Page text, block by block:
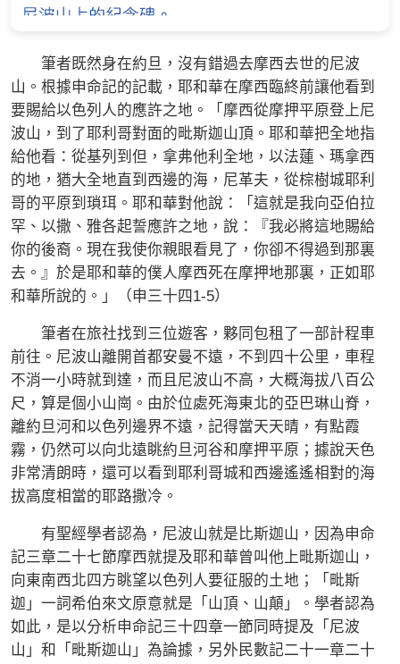
筆者既然身在約旦，沒有錯過去摩西去世的尼波
山。根據申命記的記載，耶和華在摩西臨終前讓他看到
要賜給以色列人的應許之地。「摩西從摩押平原登上尼
波山，到了耶利哥對面的毗斯迦山頂。耶和華把全地指
給他看：從基列到但，拿弗他利全地，以法蓮、瑪拿西
的地，猶大全地直到西邊的海，尼革夫，從棕樹城耶利
哥的平原到瑣珥。耶和華對他說：「這就是我向亞伯拉
罕、以撒、雅各起誓應許之地，說：『我必將這地賜給
你的後裔。現在我使你親眼看見了，你卻不得過到那裏
去。』於是耶和華的僕人摩西死在摩押地那裏，正如耶
和華所說的。」（申三十四1-5）
筆者在旅社找到三位遊客，夥同包租了一部計程車
前往。尼波山離開首都安曼不遠，不到四十公里，車程
不消一小時就到達，而且尼波山不高，大概海拔八百公
尺，算是個小山崗。由於位處死海東北的亞巴琳山脊，
離約旦河和以色列邊界不遠，記得當天天晴，有點霞
霧，仍然可以向北遠眺約旦河谷和摩押平原；據說天色
非常清朗時，還可以看到耶利哥城和西邊遙遙相對的海
拔高度相當的耶路撒冷。
有聖經學者認為，尼波山就是比斯迦山，因為申命
記三章二十七節摩西就提及耶和華曾叫他上毗斯迦山，
向東南西北四方眺望以色列人要征服的土地；「毗斯
迦」一詞希伯來文原意就是「山頂、山顛」。學者認為
如此，是以分析申命記三十四章一節同時提及「尼波
山」和「毗斯迦山」為論據，另外民數記二十一章二十